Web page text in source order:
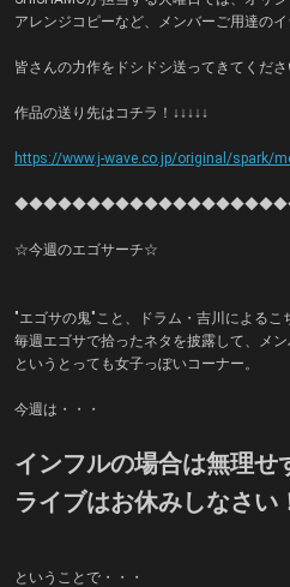
アレンジコピーなど、メンバーご用達の
皆さんの力作をドシドシ送ってきてくださ
作品の送り先はコチラ！↓↓↓↓↓
https://www.j-wave.co.jp/original/spark/
☆今週のエゴサーチ☆
"エゴサの鬼"こと、ドラム・吉川によるこ
毎週エゴサで拾ったネタを披露して、メン
というとっても女子っぽいコーナー。
今週は・・・
インフルの場合は無理せ
ライブはお休みしなさい
ということで・・・